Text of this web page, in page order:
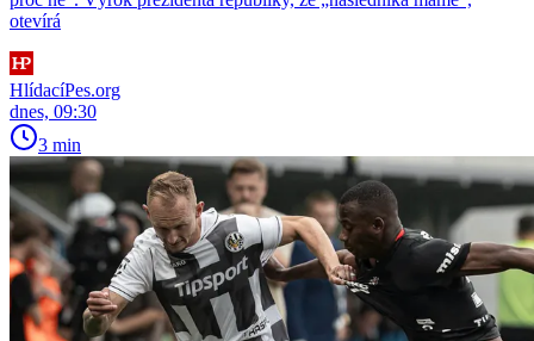
otevírá
HlídacíPes.org
dnes, 09:30
3 min